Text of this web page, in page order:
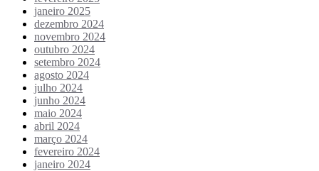
janeiro 2025
dezembro 2024
novembro 2024
outubro 2024
setembro 2024
agosto 2024
julho 2024
junho 2024
maio 2024
abril 2024
março 2024
fevereiro 2024
janeiro 2024